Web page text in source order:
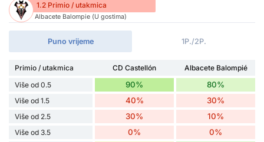
1.2 Primio / utakmica
Albacete Balompie (U gostima)
Puno vrijeme 1P./2P.
Primio / utakmica CD Castellón
Albacete Balompié
Više od 0.5
90% 80%
Više od 1.5 40% 30%
Više od 2.5 30% 10%
Više od 3.5 0% 0%